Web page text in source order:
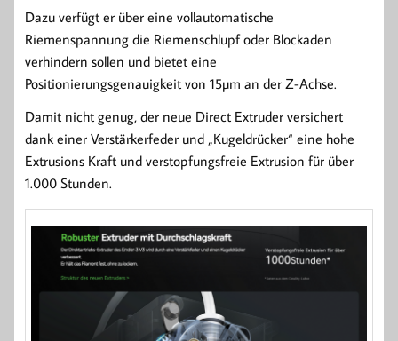
Dazu verfügt er über eine vollautomatische
Riemenspannung die Riemenschlupf oder Blockaden
verhindern sollen und bietet eine
Positionierungsgenauigkeit von 15µm an der Z-Achse.
Damit nicht genug, der neue Direct Extruder versichert
dank einer Verstärkerfeder und „Kugeldrücker“ eine hohe
Extrusions Kraft und verstopfungsfreie Extrusion für über
1.000 Stunden.